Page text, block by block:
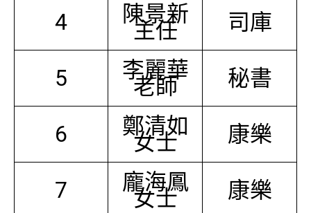
4 陳景新
主任 司庫
5 李麗華
老師 秘書
6 鄭清如
女士 康樂
7 龐海鳳
女士 康樂